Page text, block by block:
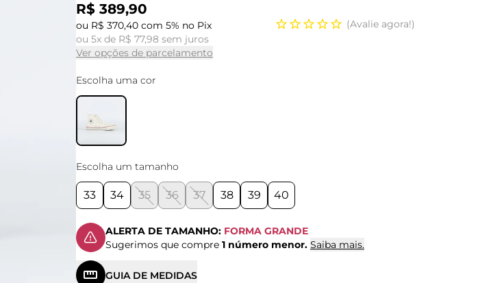
R$ 389,90
ou R$ 370,40 com 5% no Pix
ou 5x de R$ 77,98 sem juros
Ver opções de parcelamento
Avalie agora!
Escolha uma cor
Escolha um tamanho
33 34 35 36 37 38 39 40
ALERTA DE TAMANHO: FORMA GRANDE
Sugerimos que compre 1 número menor. Saiba mais.
GUIA DE MEDIDAS